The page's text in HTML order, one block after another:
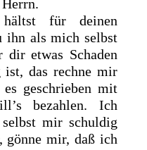
für deinen
ihn als mich selbst
dir etwas Schaden
ist, das rechne mir
geschrieben mit
bezahlen. Ich
mir schuldig
gönne mir, daß ich